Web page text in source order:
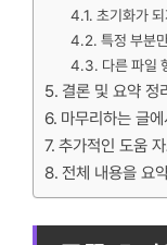
초기화가
특정 부분
다른 파일
결론 및 요약 정
마무리하는 글에
추가적인 도움
전체 내용을 요